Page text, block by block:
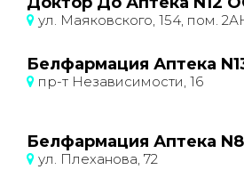
ул. Маяковского, 154, пом.
Белфармация Аптека
пр-т Независимости, 16
Белфармация Аптека
ул. Плеханова, 72